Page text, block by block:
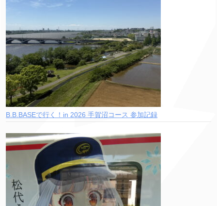
B.B.BASEで行く！in 2026 手賀沼コース 参加記録